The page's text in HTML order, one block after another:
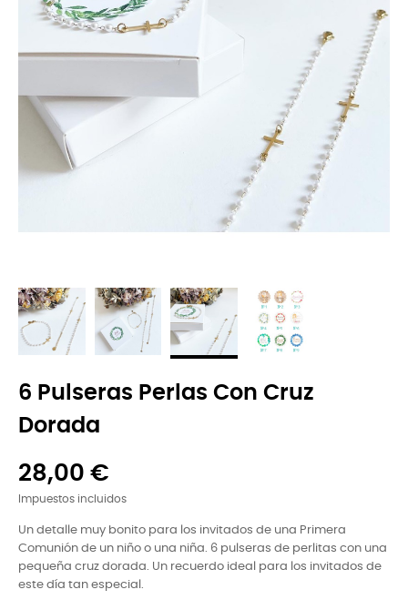
6 Pulseras Perlas Con Cruz
Dorada
28,00 €
Impuestos incluidos
Un detalle muy bonito para los invitados de una Primera
Comunión de un niño o una niña. 6 pulseras de perlitas con una
pequeña cruz dorada. Un recuerdo ideal para los invitados de
este día tan especial.